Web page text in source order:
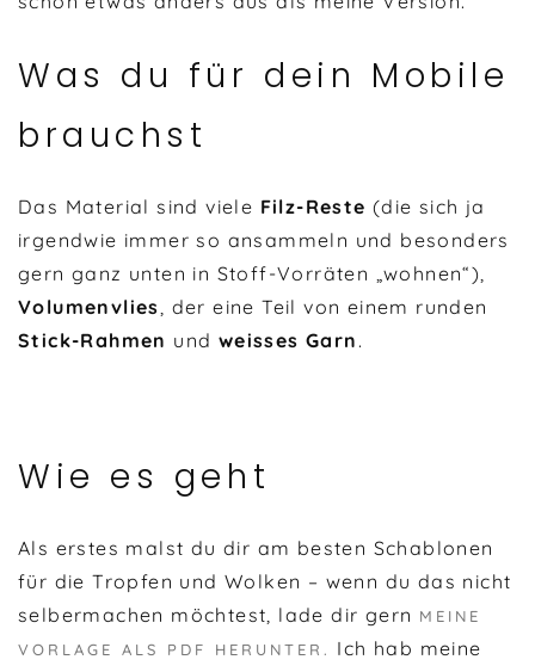
Was du für dein Mobile
brauchst
Das Material sind viele Filz-Reste (die sich ja
irgendwie immer so ansammeln und besonders
gern ganz unten in Stoff-Vorräten „wohnen“),
Volumenvlies, der eine Teil von einem runden
Stick-Rahmen und weisses Garn.
Wie es geht
Als erstes malst du dir am besten Schablonen
für die Tropfen und Wolken – wenn du das nicht
selbermachen möchtest, lade dir gern MEINE
VORLAGE ALS PDF HERUNTER.
Ich hab meine